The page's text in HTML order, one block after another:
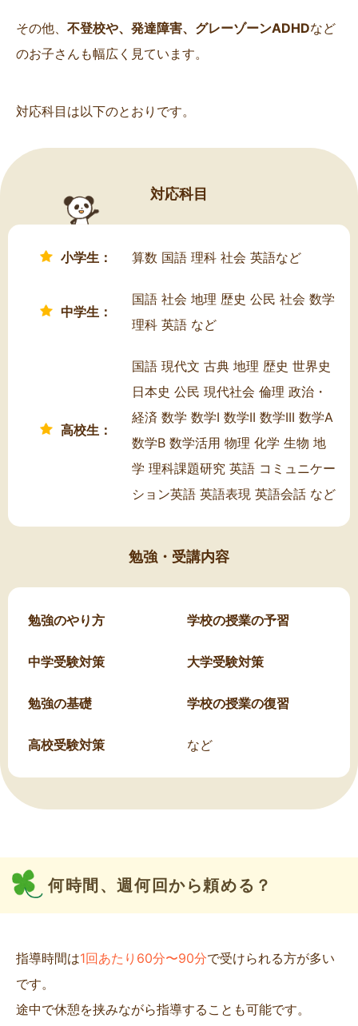
その他、 不登校や、発達障害、グレーゾーンADHDなど
のお子さんも幅広く見ています。
対応科目は以下のとおりです。
対応科目
小学生： 算数 国語 理科 社会 英語など
中学生：
国語 社会 地理 歴史 公民 社会 数学
理科 英語 など
高校生：
国語 現代文 古典 地理 歴史 世界史
日本史 公民 現代社会 倫理 政治・
経済 数学 数学I 数学II 数学III 数学A
数学B 数学活用 物理 化学 生物 地
学 理科課題研究 英語 コミュニケー
ション英語 英語表現 英語会話 など
勉強・受講内容
勉強のやり方 学校の授業の予習
中学受験対策 大学受験対策
勉強の基礎 学校の授業の復習
高校受験対策 など
何時間、週何回から頼める？
指導時間は1回あたり60分〜90分で受けられる方が多い
です。
途中で休憩を挟みながら指導することも可能です。